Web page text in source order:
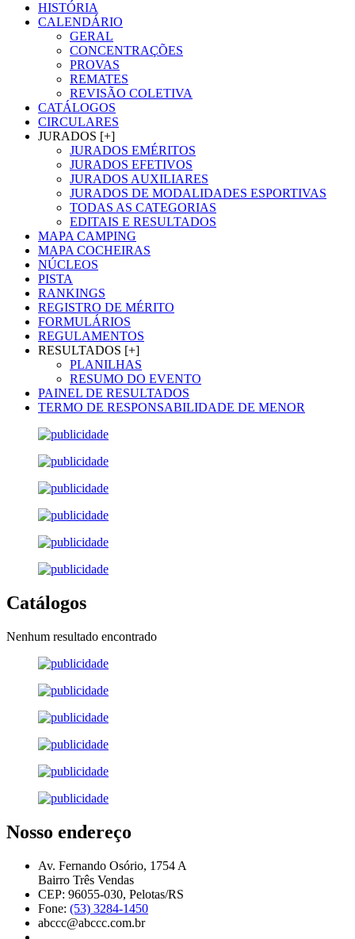
HISTÓRIA
CALENDÁRIO
GERAL
CONCENTRAÇÕES
PROVAS
REMATES
REVISÃO COLETIVA
CATÁLOGOS
CIRCULARES
JURADOS [+]
JURADOS EMÉRITOS
JURADOS EFETIVOS
JURADOS AUXILIARES
JURADOS DE MODALIDADES ESPORTIVAS
TODAS AS CATEGORIAS
EDITAIS E RESULTADOS
MAPA CAMPING
MAPA COCHEIRAS
NÚCLEOS
PISTA
RANKINGS
REGISTRO DE MÉRITO
FORMULÁRIOS
REGULAMENTOS
RESULTADOS [+]
PLANILHAS
RESUMO DO EVENTO
PAINEL DE RESULTADOS
TERMO DE RESPONSABILIDADE DE MENOR
Catálogos
Nenhum resultado encontrado
Nosso endereço
Av. Fernando Osório, 1754 A
Bairro Três Vendas
CEP: 96055-030, Pelotas/RS
Fone: (53) 3284-1450
abccc@abccc.com.br